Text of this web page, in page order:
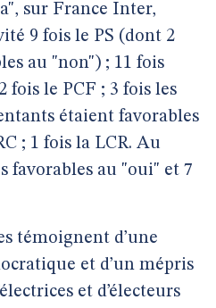
sur France Inter,
9 fois le PS (dont 2
au "non") ; 11 fois
fois le PCF ; 3 fois les
étaient favorables
; 1 fois la LCR. Au
favorables au "oui" et 7
témoignent d’une
et d’un mépris
et d’électeurs